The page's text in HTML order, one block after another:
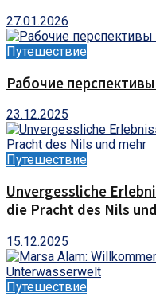
27.01.2026
Путешествие
Рабочие
23.12.2025
Путешествие
Unvergessliche
die Pracht des Nils
15.12.2025
Путешествие